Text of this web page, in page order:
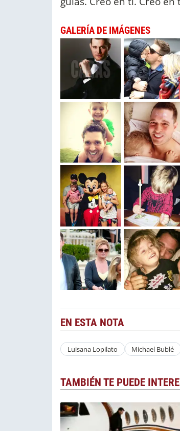
GALERÍA DE IMÁGENES
EN ESTA NOTA
Luisana Lopilato Michael Bublé
TAMBIÉN TE PUEDE